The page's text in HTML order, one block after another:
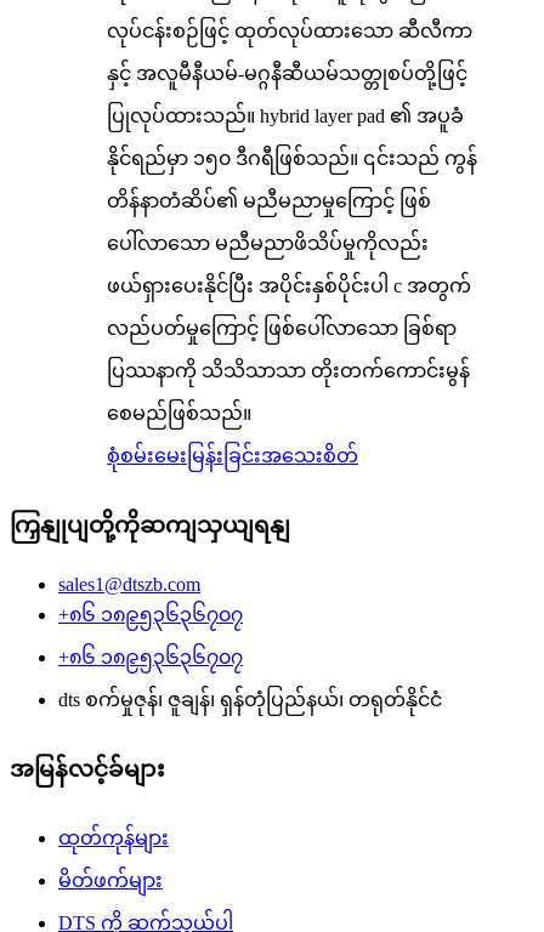
လုပ်ငန်းစဉ်ဖြင့် ထုတ်လုပ်ထားသော ဆီလီကာ
နှင့် အလူမီနီယမ်-မဂ္ဂနီဆီယမ်သတ္တုစပ်တို့ဖြင့်
ပြုလုပ်ထားသည်။ hybrid layer pad ၏ အပူခံ
နိုင်ရည်မှာ ၁၅၀ ဒီဂရီဖြစ်သည်။ ၎င်းသည် ကွန်
တိန်နာတံဆိပ်၏ မညီမညာမှုကြောင့် ဖြစ်
ပေါ်လာသော မညီမညာဖိသိပ်မှုကိုလည်း
ဖယ်ရှားပေးနိုင်ပြီး အပိုင်းနှစ်ပိုင်းပါ c အတွက်
လည်ပတ်မှုကြောင့် ဖြစ်ပေါ်လာသော ခြစ်ရာ
ပြဿနာကို သိသိသာသာ တိုးတက်ကောင်းမွန်
စေမည်ဖြစ်သည်။
စုံစမ်းမေးမြန်းခြင်းအသေးစိတ်
ကြှနျုပျတို့ကိုဆကျသှယျရနျ
sales1@dtszb.com
+၈၆ ၁၈၉၅၃၆၃၆၇၀၇
+၈၆ ၁၈၉၅၃၆၃၆၇၀၇
dts စက်မှုဇုန်၊ ဇူချန်၊ ရှန်တုံပြည်နယ်၊ တရုတ်နိုင်ငံ
အမြန်လင့်ခ်များ
ထုတ်ကုန်များ
မိတ်ဖက်များ
DTS ကို ဆက်သွယ်ပါ